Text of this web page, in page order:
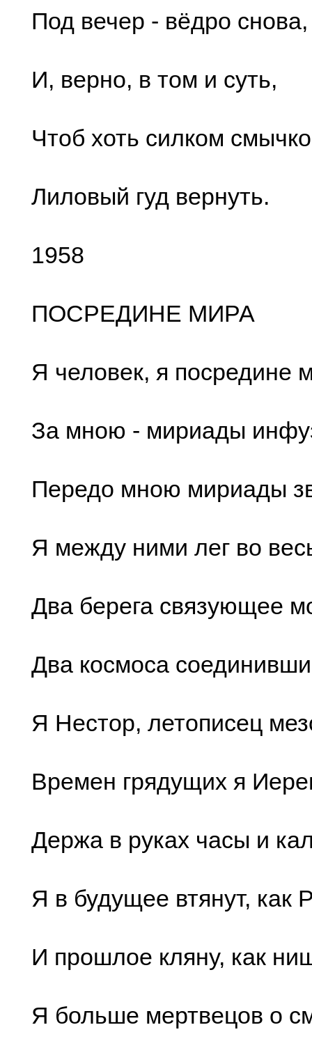
Под вечер - вёдро снова,
И, верно, в том и суть,
Чтоб хоть силком
Лиловый гуд вернуть.
1958
ПОСРЕДИНЕ МИРА
Я человек, я посредине
За мною - мириады
Передо мною мириады
Я между ними лег во
Два берега связующее
Два космоса
Я Нестор, летописец
Времен грядущих я
Держа в руках часы и
Я в будущее втянут, как
И прошлое кляну, как
Я больше мертвецов о